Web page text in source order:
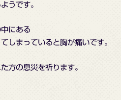
うです。
にある
しまっていると胸が痛いです。
方の息災を祈ります。